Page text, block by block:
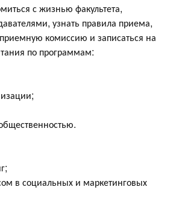
с жизнью факультета,
узнать правила приема,
комиссию и записаться на
по программам:
в социальных и маркетинговых